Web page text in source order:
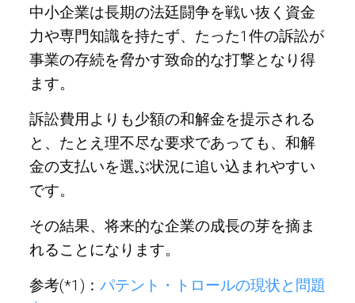
中小企業は長期の法廷闘争を戦い抜く資金
力や専門知識を持たず、たった1件の訴訟が
事業の存続を脅かす致命的な打撃となり得
ます。
訴訟費用よりも少額の和解金を提示される
と、たとえ理不尽な要求であっても、和解
金の支払いを選ぶ状況に追い込まれやすい
です。
その結果、将来的な企業の成長の芽を摘ま
れることになります。
参考(*1)： パテント・トロールの現状と問題